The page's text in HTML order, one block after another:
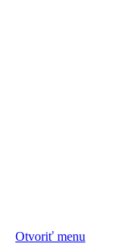
Otvoriť menu